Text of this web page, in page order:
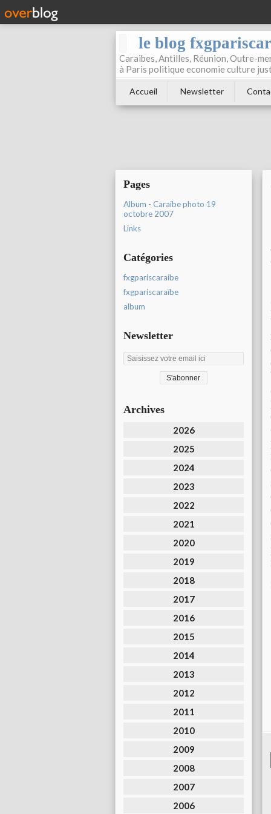
le blog
Caraibes, Antilles, Réunion, Outre-
à Paris politique economie culture
Accueil Newsletter
Pages
Album - Caraibe photo 19
octobre 2007
Links
Catégories
fxgpariscaraibe
fxgpariscaraïbe
album
Newsletter
Archives
2026
2025
2024
2023
2022
2021
2020
2019
2018
2017
2016
2015
2014
2013
2012
2011
2010
2009
2008
2007
2006